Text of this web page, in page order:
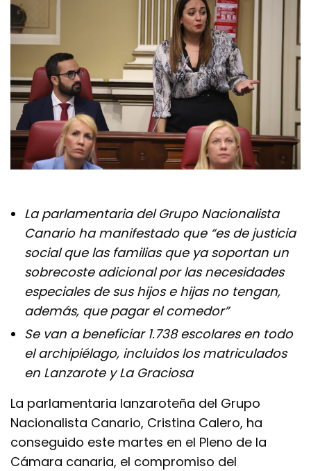
La parlamentaria del Grupo Nacionalista
Canario ha manifestado que “es de justicia
social que las familias que ya soportan un
sobrecoste adicional por las necesidades
especiales de sus hijos e hijas no tengan,
además, que pagar el comedor”
Se van a beneficiar 1.738 escolares en todo
el archipiélago, incluidos los matriculados
en Lanzarote y La Graciosa
La parlamentaria lanzaroteña del Grupo
Nacionalista Canario, Cristina Calero, ha
conseguido este martes en el Pleno de la
Cámara canaria, el compromiso del